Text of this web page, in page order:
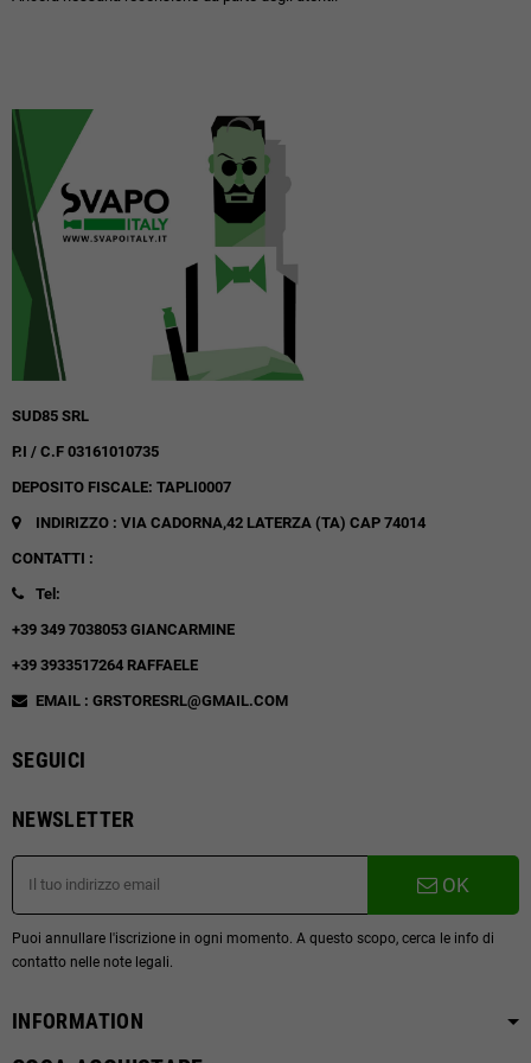
SUD85 SRL
P.I / C.F 03161010735
DEPOSITO FISCALE: TAPLI0007
INDIRIZZO : VIA CADORNA,42 LATERZA (TA) CAP 74014
CONTATTI :
Tel:
+39 349 7038053 GIANCARMINE
+39 3933517264 RAFFAELE
EMAIL : GRSTORESRL@GMAIL.COM
SEGUICI
NEWSLETTER
OK
Puoi annullare l'iscrizione in ogni momento. A questo scopo, cerca le info di
contatto nelle note legali.
INFORMATION